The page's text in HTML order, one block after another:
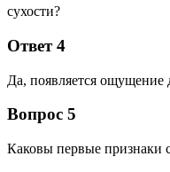
сухости?
Ответ 4
Да, появляется ощущение
Вопрос 5
Каковы первые признаки